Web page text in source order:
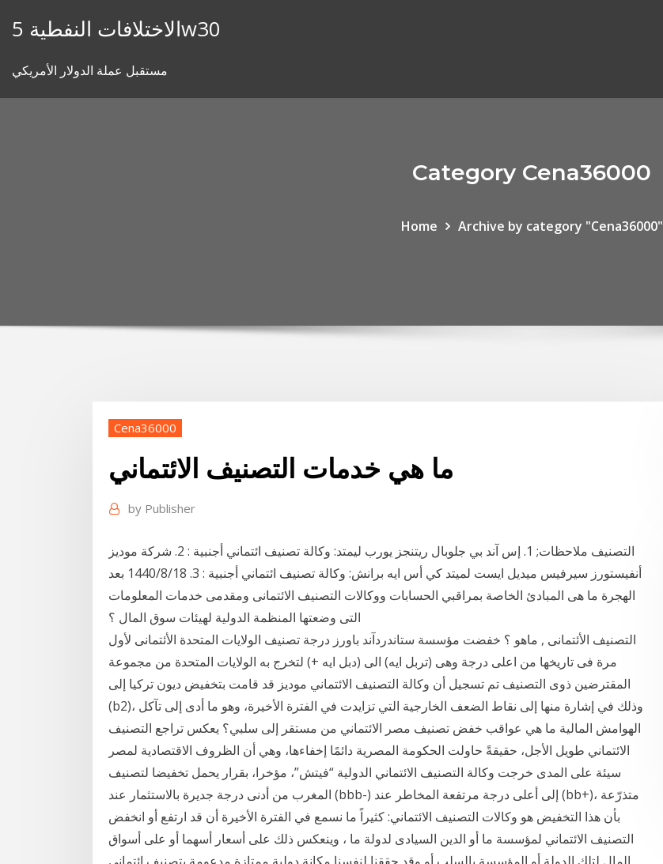
الاختلافات النفطية 5w30
مستقبل عملة الدولار الأمريكي
Category Cena36000
Home Archive by category "Cena36000"
Cena36000
ما هي خدمات التصنيف الائتماني
by Publisher
التصنيف ملاحظات; 1. إس آند بي جلوبال ريتنجز يورب ليمتد: وكالة تصنيف ائتماني أجنبية : 2. شركة موديز
أنفيستورز سيرفيس ميديل ايست لميتد كي أس ايه برانش: وكالة تصنيف ائتماني أجنبية : 3. 18‏‏/8‏‏/1440 بعد
الهجرة ما هى المبادئ الخاصة بمراقبي الحسابات ووكالات التصنيف الائتمانى ومقدمى خدمات المعلومات
التى وضعتها المنظمة الدولية لهيئات سوق المال ؟
التصنيف الأئتمانى , ماهو ؟ خفضت مؤسسة ستاندردآند باورز درجة تصنيف الولايات المتحدة الأئتمانى لأول
مرة فى تاريخها من اعلى درجة وهى (تربل ايه) الى (دبل ايه +) لتخرج به الولايات المتحدة من مجموعة
المقترضين ذوى التصنيف تم تسجيل أن وكالة التصنيف الائتماني موديز قد قامت بتخفيض ديون تركيا إلى
(b2)، وذلك في إشارة منها إلى نقاط الضعف الخارجية التي تزايدت في الفترة الأخيرة، وهو ما أدى إلى تآكل
الهوامش المالية ما هي عواقب خفض تصنيف مصر الائتماني من مستقر إلى سلبي؟ يعكس تراجع التصنيف
الائتماني طويل الأجل، حقيقةً حاولت الحكومة المصرية دائمًا إخفاءها، وهي أن الظروف الاقتصادية لمصر
سيئة على المدى خرجت وكالة التصنيف الائتماني الدولية “فيتش”، مؤخرا، بقرار يحمل تخفيضا لتصنيف
المغرب من أدنى درجة جديرة بالاستثمار عند (bbb-) إلى أعلى درجة مرتفعة المخاطر عند (bb+)، متذرّعة
بأن هذا التخفيض هو وكالات التصنيف الائتماني: كثيراً ما نسمع في الفترة الأخيرة أن قد ارتفع أو انخفض
التصنيف الائتماني لمؤسسة ما أو الدين السيادى لدولة ما ، وينعكس ذلك على أسعار أسهما أو على أسواق